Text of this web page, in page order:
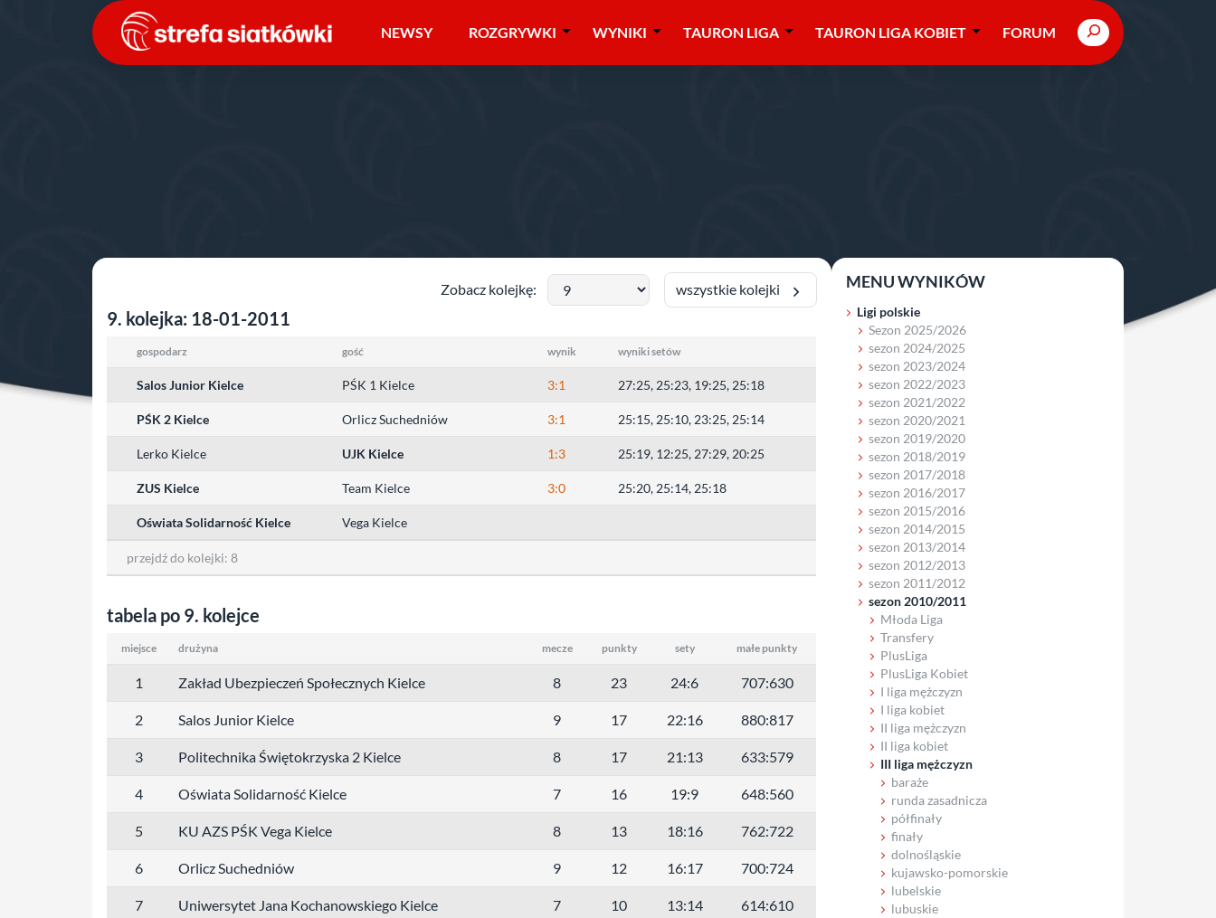
NEWSY ROZGRYWKI WYNIKI TAURON LIGA TAURON LIGA KOBIET FORUM Search
Zobacz kolejkę: wszystkie kolejki
9. kolejka: 18-01-2011
gospodarz gość wynik wyniki setów
Salos Junior Kielce PŚK 1 Kielce 3:1 27:25, 25:23, 19:25, 25:18
PŚK 2 Kielce Orlicz Suchedniów 3:1 25:15, 25:10, 23:25, 25:14
Lerko Kielce UJK Kielce 1:3 25:19, 12:25, 27:29, 20:25
ZUS Kielce Team Kielce 3:0 25:20, 25:14, 25:18
Oświata Solidarność Kielce Vega Kielce
przejdź do kolejki: 8
tabela po 9. kolejce
miejsce drużyna mecze punkty sety małe punkty
1 Zakład Ubezpieczeń Społecznych Kielce 8 23 24:6 707:630
2 Salos Junior Kielce 9 17 22:16 880:817
3 Politechnika Świętokrzyska 2 Kielce 8 17 21:13 633:579
4 Oświata Solidarność Kielce 7 16 19:9 648:560
5 KU AZS PŚK Vega Kielce 8 13 18:16 762:722
6 Orlicz Suchedniów 9 12 16:17 700:724
7 Uniwersytet Jana Kochanowskiego Kielce 7 10 13:14 614:610
MENU WYNIKÓW
Ligi polskie
Sezon 2025/2026
sezon 2024/2025
sezon 2023/2024
sezon 2022/2023
sezon 2021/2022
sezon 2020/2021
sezon 2019/2020
sezon 2018/2019
sezon 2017/2018
sezon 2016/2017
sezon 2015/2016
sezon 2014/2015
sezon 2013/2014
sezon 2012/2013
sezon 2011/2012
sezon 2010/2011
Młoda Liga
Transfery
PlusLiga
PlusLiga Kobiet
I liga mężczyzn
I liga kobiet
II liga mężczyzn
II liga kobiet
III liga mężczyzn
baraże
runda zasadnicza
półfinały
finały
dolnośląskie
kujawsko-pomorskie
lubelskie
lubuskie